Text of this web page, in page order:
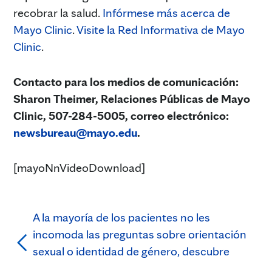
recobrar la salud. Infórmese más acerca de
Mayo Clinic.Visite la Red Informativa de Mayo
Clinic.
Contacto para los medios de comunicación:
Sharon Theimer, Relaciones Públicas de Mayo
Clinic, 507-284-5005, correo electrónico:
newsbureau@mayo.edu.
[mayoNnVideoDownload]
A la mayoría de los pacientes no les
incomoda las preguntas sobre orientación
sexual o identidad de género, descubre